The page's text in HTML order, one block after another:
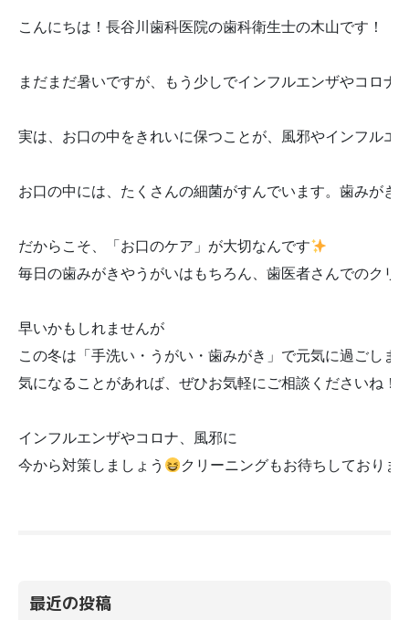
こんにちは！長谷川歯科医院の歯科衛生士の木山です！
まだまだ暑いですが、もう少しでインフルエンザやコロナ
実は、お口の中をきれいに保つことが、風邪やインフルエ
お口の中には、たくさんの細菌がすんでいます。歯みが
だからこそ、「お口のケア」が大切なんです
毎日の歯みがきやうがいはもちろん、歯医者さんでのク
早いかもしれませんが
この冬は「手洗い・うがい・歯みがき」で元気に過ごしま
気になることがあれば、ぜひお気軽にご相談くださいね！
インフルエンザやコロナ、風邪に
今から対策しましょう
クリーニングもお待ちしておりま
最近の投稿